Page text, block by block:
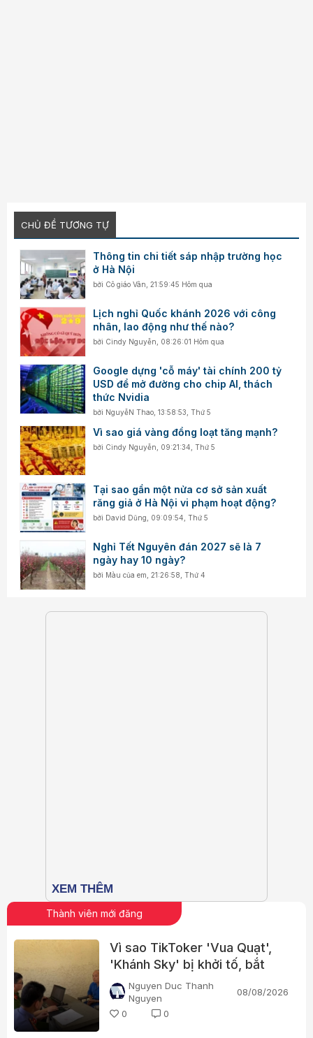
CHỦ ĐỀ TƯƠNG TỰ
Thông tin chi tiết sáp nhập trường học
ở Hà Nội
bởi Cô giáo Vân ,21:59:45 Hôm qua
Lịch nghỉ Quốc khánh 2026 với công
nhân, lao động như thế nào?
bởi Cindy Nguyễn 08:26:01 Hôm qua
Google dựng 'cỗ máy' tài chính 200 tỷ
USD để mở đường cho chip AI, thách
thức Nvidia
bởi NguyễN Thao ,13:58:53, Thứ 5
Vì sao giá vàng đồng loạt tăng mạnh?
bởi Cindy Nguyễn 09:21:34, Thứ 5
Tại sao gần một nửa cơ sở sản xuất
răng giả ở Hà Nội vi phạm hoạt động?
bởi David Dũng 09:09:54, Thứ 5
Nghỉ Tết Nguyên đán 2027 sẽ là 7
ngày hay 10 ngày?
bởi Màu của em ,21:26:58, Thứ 4
Thành viên mới đăng
Vì sao TikToker 'Vua Quạt',
'Khánh Sky' bị khởi tố, bắt
tạm giam?
Nguyen Duc Thanh
Nguyen
08/08/2026
0
0